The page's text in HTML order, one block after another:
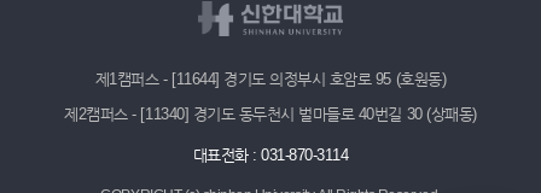
제1캠퍼스 - [11644] 경기도 의정부시 호암로 95 (호원동)
제2캠퍼스 - [11340] 경기도 동두천시 벌마들로 40번길 30 (상패동)
대표전화 : 031-870-3114